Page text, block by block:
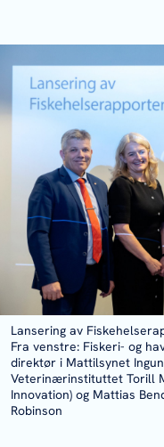
Lansering av
Fra venstre: Fiskeri- og
direktør i Mattilsynet
Veterinærinstituttet Torill
Innovation) og Mattias
Robinson